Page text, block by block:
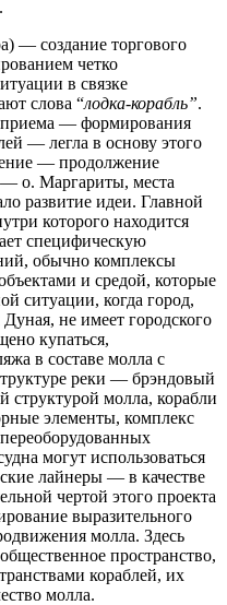
— создание торгового
четко
в связке
слова “лодка-корабль”.
приема — формирования
— легла в основу этого
— продолжение
— о. Маргариты, места
развитие идеи. Главной
которого находится
специфическую
обычно комплексы
и средой, которые
ситуации, когда город,
не имеет городского
купаться,
в составе молла с
реки — брэндовый
структурой молла, корабли
элементы, комплекс
могут использоваться
лайнеры — в качестве
чертой этого проекта
выразительного
молла. Здесь
пространство,
кораблей, их
молла.